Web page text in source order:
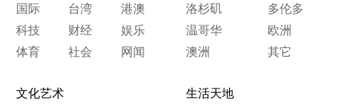
国际
台湾
港澳
科技
财经
娱乐
体育
社会 网闻
洛杉矶
多伦多
温哥华
欧洲
澳洲
其它
文化艺术
生活天地